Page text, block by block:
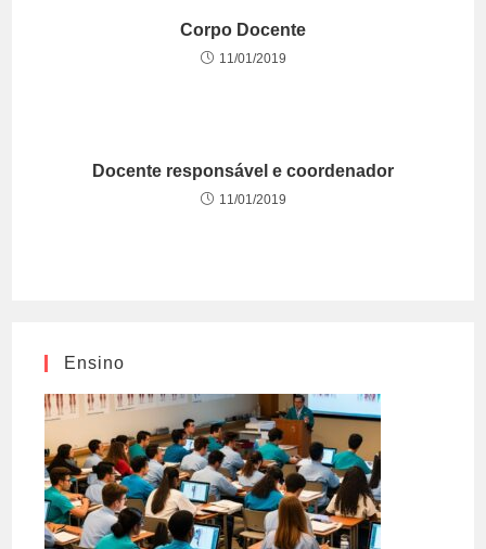
Corpo Docente
11/01/2019
Docente responsável e coordenador
11/01/2019
Ensino